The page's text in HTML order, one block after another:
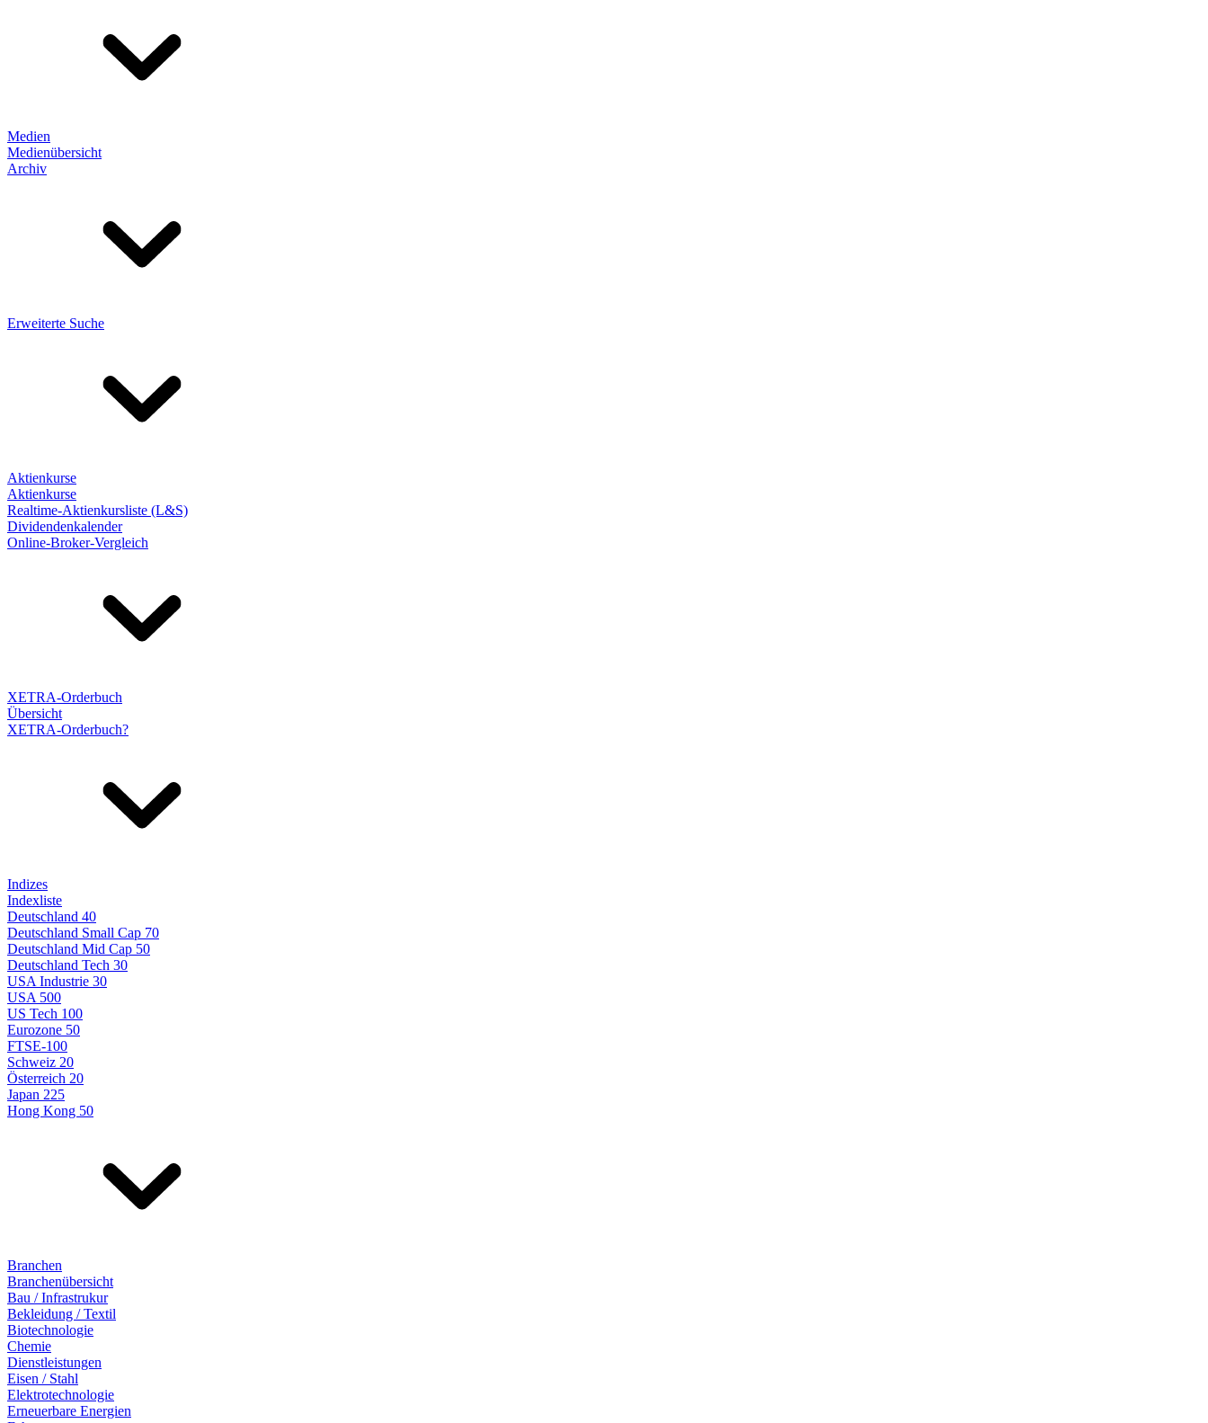
Medien
Medienübersicht
Archiv
Erweiterte Suche
Aktienkurse
Aktienkurse
Realtime-Aktienkursliste (L&S)
Dividendenkalender
Online-Broker-Vergleich
XETRA-Orderbuch
Übersicht
XETRA-Orderbuch?
Indizes
Indexliste
Deutschland 40
Deutschland Small Cap 70
Deutschland Mid Cap 50
Deutschland Tech 30
USA Industrie 30
USA 500
US Tech 100
Eurozone 50
FTSE-100
Schweiz 20
Österreich 20
Japan 225
Hong Kong 50
Branchen
Branchenübersicht
Bau / Infrastrukur
Bekleidung / Textil
Biotechnologie
Chemie
Dienstleistungen
Eisen / Stahl
Elektrotechnologie
Erneuerbare Energien